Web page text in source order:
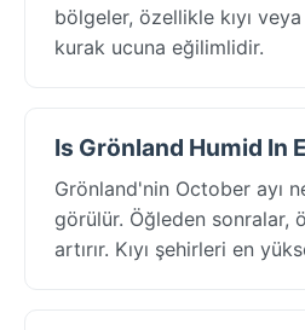
bölgeler, özellikle kıyı
kurak ucuna eğilimlidir.
Is Grönland Humid In
Grönland'nin October ayı
görülür. Öğleden sonralar,
artırır. Kıyı şehirleri en